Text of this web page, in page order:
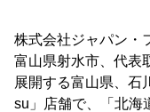
株式会社ジャパン・
富山県射水市、代表
展開する富山県、石
su」店舗で、「北海